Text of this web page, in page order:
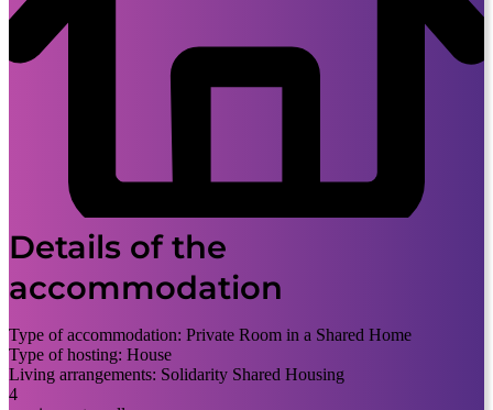
Details of the
accommodation
Type of accommodation: Private Room in a Shared Home
Type of hosting: House
Living arrangements: Solidarity Shared Housing
4